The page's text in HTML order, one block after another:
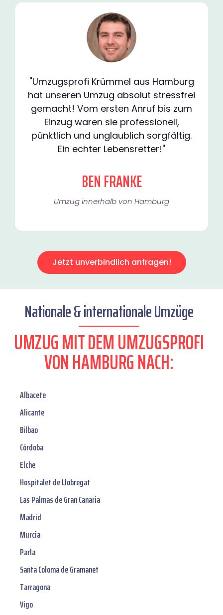
"Umzugsprofi Krümmel aus Hamburg
hat unseren Umzug absolut stressfrei
gemacht! Vom ersten Anruf bis zum
Einzug waren sie professionell,
pünktlich und unglaublich sorgfältig.
Ein echter Lebensretter!"
BEN FRANKE
Umzug innerhalb von Hamburg​
Jetzt unverbindlich anfragen!
Nationale & internationale Umzüge
UMZUG MIT DEM UMZUGSPROFI
VON HAMBURG NACH:
Albacete
Alicante
Bilbao
Córdoba
Elche
Hospitalet de Llobregat
Las Palmas de Gran Canaria
Madrid
Murcia
Parla
Santa Coloma de Gramanet
Tarragona
Vigo